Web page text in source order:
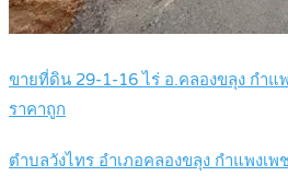
ขายที่ดิน 29-1-16 ไร่ อ.คลองขลุง กำแ
ราคาถูก
ตำบลวังไทร อำเภอคลองขลุง กำแพงเพ